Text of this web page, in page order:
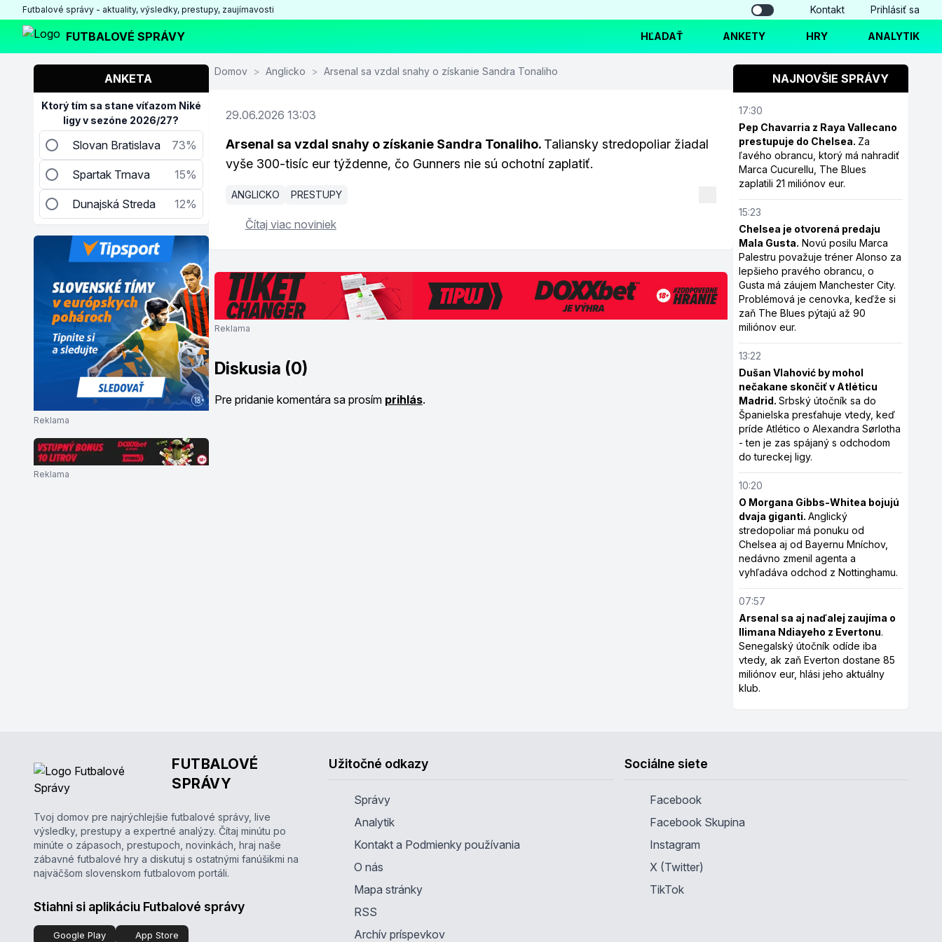
Futbalové správy - aktuality, výsledky, prestupy, zaujímavosti Kontakt Prihlásiť sa
FUTBALOVÉ SPRÁVY HĽADAŤ ANKETY HRY ANALYTIK
ANKETA
Ktorý tím sa stane víťazom Niké
ligy v sezóne 2026/27?
Slovan Bratislava 73%
Spartak Trnava 15%
Dunajská Streda 12%
Reklama
Reklama
Domov > Anglicko > Arsenal sa vzdal snahy o získanie Sandra Tonaliho
29.06.2026 13:03
Arsenal sa vzdal snahy o získanie Sandra Tonaliho. Taliansky stredopoliar žiadal
vyše 300-tisíc eur týždenne, čo Gunners nie sú ochotní zaplatiť.
ANGLICKO PRESTUPY
Čítaj viac noviniek
Reklama
Diskusia (0)
Pre pridanie komentára sa prosím prihlás.
NAJNOVŠIE SPRÁVY
17:30
Pep Chavarria z Raya Vallecano
prestupuje do Chelsea. Za
ľavého obrancu, ktorý má nahradiť
Marca Cucurellu, The Blues
zaplatili 21 miliónov eur.
15:23
Chelsea je otvorená predaju
Mala Gusta. Novú posilu Marca
Palestru považuje tréner Alonso za
lepšieho pravého obrancu, o
Gusta má záujem Manchester City.
Problémová je cenovka, keďže si
zaň The Blues pýtajú až 90
miliónov eur.
13:22
Dušan Vlahović by mohol
nečakane skončiť v Atléticu
Madrid.Srbský útočník sa do
Španielska presťahuje vtedy, keď
príde Atlético o Alexandra Sørlotha
- ten je zas spájaný s odchodom
do tureckej ligy.
10:20
O Morgana Gibbs-Whitea bojujú
dvaja giganti.Anglický
stredopoliar má ponuku od
Chelsea aj od Bayernu Mníchov,
nedávno zmenil agenta a
vyhľadáva odchod z Nottinghamu.
07:57
Arsenal sa aj naďalej zaujíma o
Ilimana Ndiayeho z Evertonu.
Senegalský útočník odíde iba
vtedy, ak zaň Everton dostane 85
miliónov eur, hlási jeho aktuálny
klub.
FUTBALOVÉ
SPRÁVY
Tvoj domov pre najrýchlejšie futbalové správy, live
výsledky, prestupy a expertné analýzy. Čítaj minútu po
minúte o zápasoch, prestupoch, novinkách, hraj naše
zábavné futbalové hry a diskutuj s ostatnými fanúšikmi na
najväčšom slovenskom futbalovom portáli.
Stiahni si aplikáciu Futbalové správy
Google Play App Store
Užitočné odkazy
Správy
Analytik
Kontakt a Podmienky používania
O nás
Mapa stránky
RSS
Archív príspevkov
Sociálne siete
Facebook
Facebook Skupina
Instagram
X (Twitter)
TikTok